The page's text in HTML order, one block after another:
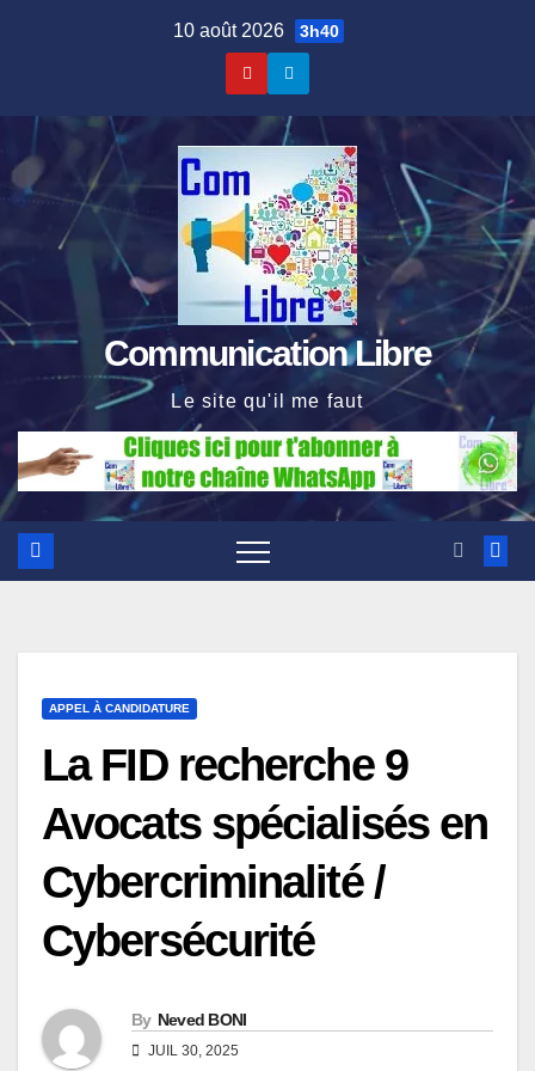
10 août 2026 3h40
Communication Libre
Le site qu'il me faut
APPEL À CANDIDATURE
La FID recherche 9
Avocats spécialisés en
Cybercriminalité /
Cybersécurité
By Neved BONI
JUIL 30, 2025